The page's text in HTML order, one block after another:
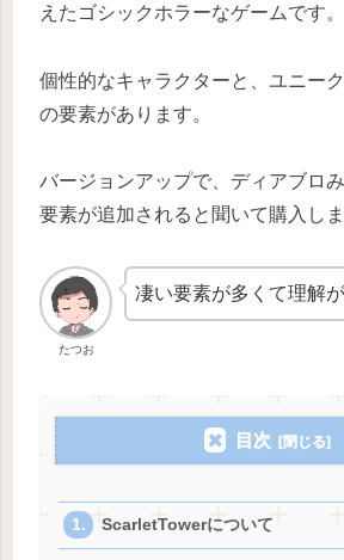
えたゴシックホラーなゲームです。
個性的なキャラクターと、ユニー
の要素があります。
バージョンアップで、ディアブロ
要素が追加されると聞いて購入しま
たつお
凄い要素が多くて理解が
目次
ScarletTowerについて